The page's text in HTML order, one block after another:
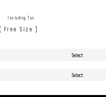
Including Tax
Free Size ]